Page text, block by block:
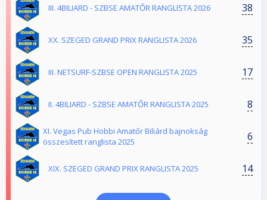
III. 4BILIARD - SZBSE AMATŐR RANGLISTA 2026 38
XX. SZEGED GRAND PRIX RANGLISTA 2026 35
III. NETSURF-SZBSE OPEN RANGLISTA 2025 17
II. 4BILIARD - SZBSE AMATŐR RANGLISTA 2025 8
XI. Vegas Pub Hobbi Amatőr Biliárd bajnokság
összesített ranglista 2025
6
XIX. SZEGED GRAND PRIX RANGLISTA 2025 14